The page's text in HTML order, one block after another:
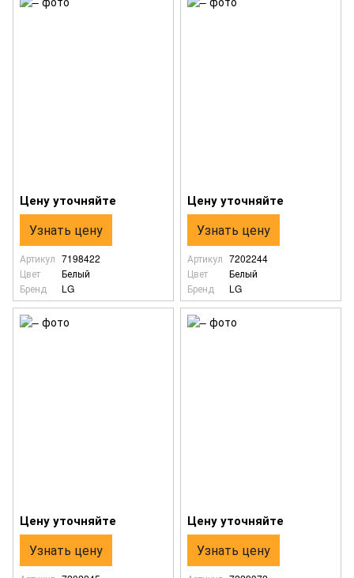
Цену уточняйте
Узнать цену
Артикул 7198422
Цвет
Белый
Бренд
LG
Цену уточняйте
Узнать цену
Артикул 7202244
Цвет
Белый
Бренд
LG
Цену уточняйте
Узнать цену
Цену уточняйте
Узнать цену